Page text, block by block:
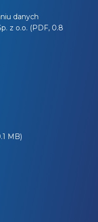
danych
z o.o. (PDF, 0.8
MB)